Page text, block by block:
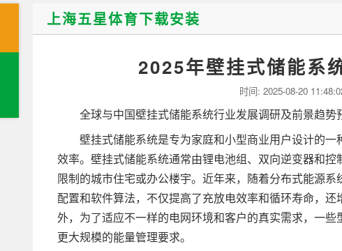
上海五星体育下载安装
2025年壁挂式储能系
时间: 2025-08-20
全球与中国壁挂式储能系统行业发展调研及前景趋势
壁挂式储能系统是专为家庭和小型商业用户设计的一
效率。壁挂式储能系统通常由锂电池组、双向逆变器和
限制的城市住宅或办公楼宇。近年来，随着分布式能源
配置和软件算法，不仅提高了充放电效率和循环寿命，
外，为了适应不一样的电网环境和客户的真实需求，一
更大规模的能量管理要求。